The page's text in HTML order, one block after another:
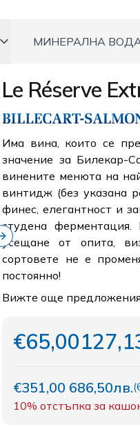
МИНЕРАЛНА
Next slide
Le Réserve
Има вина, които се
значение за Билекар-
винените менюта на
винтидж (без указана
финес, елегантност и
студена
усещане от опита,
сортовете не е
постоянно!
Вижте още
€65,00
€351,00 686,50лв.(
10% отстъпка за